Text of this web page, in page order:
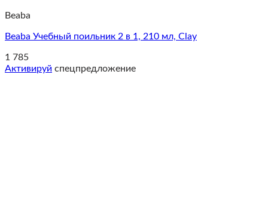
Beaba
Beaba Учебный поильник 2 в 1, 210 мл, Clay
1 785
Активируй спецпредложение